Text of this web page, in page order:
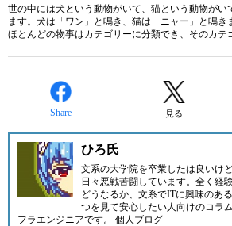
世の中には犬という動物がいて、猫という動物がい
ます。犬は「ワン」と鳴き、猫は「ニャー」と鳴き
ほとんどの物事はカテゴリーに分類でき、そのカテ
Share 見る
ひろ氏
文系の大学院を卒業したは良いけ
日々悪戦苦闘しています。全く経
どうなるか、文系でITに興味のあ
つを見て安心したい人向けのコラ
フラエンジニアです。 個人ブログ